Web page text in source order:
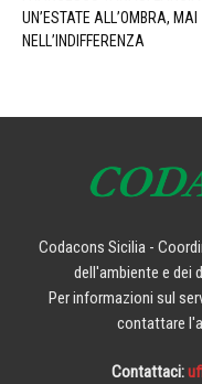
UN’ESTATE ALL’OMBRA, MAI
NELL’INDIFFERENZA
Codacons Sicilia -
dell'ambiente e dei
Per informazioni sul
contattare
Contattaci: